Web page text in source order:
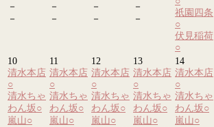
－
－
－
－
－
－
－
－
祇園四条
○
伏見稲荷
○
10
清水本店
○
清水ちゃ
わん坂○
嵐山○
11
清水本店
○
清水ちゃ
わん坂○
嵐山○
12
清水本店
○
清水ちゃ
わん坂○
嵐山○
13
清水本店
○
清水ちゃ
わん坂○
嵐山○
14
清水本店
○
清水ちゃ
わん坂○
嵐山○